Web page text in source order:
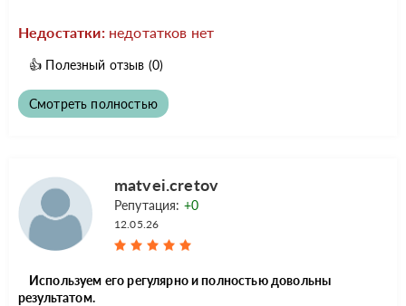
Недостатки: недотатков нет
👍 Полезный отзыв (0)
Смотреть полностью
matvei.cretov
Репутация: +0
12.05.26
Используем его регулярно и полностью довольны
результатом.